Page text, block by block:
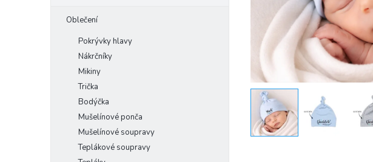
Oblečení
Pokrývky hlavy
Nákrčníky
Mikiny
Trička
Bodýčka
Mušelínové ponča
Mušelínové soupravy
Teplákové soupravy